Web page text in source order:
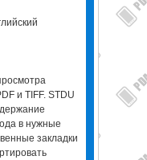
и TIFF. STDU
в нужные
закладки